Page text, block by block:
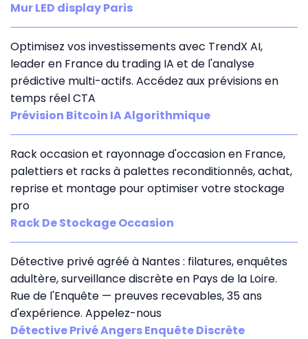
Mur LED display Paris
Optimisez vos investissements avec TrendX AI,
leader en France du trading IA et de l'analyse
prédictive multi-actifs. Accédez aux prévisions en
temps réel CTA
Prévision Bitcoin IA Algorithmique
Rack occasion et rayonnage d'occasion en France,
palettiers et racks à palettes reconditionnés, achat,
reprise et montage pour optimiser votre stockage
pro
Rack De Stockage Occasion
Détective privé agréé à Nantes : filatures, enquêtes
adultère, surveillance discrète en Pays de la Loire.
Rue de l'Enquête — preuves recevables, 35 ans
d'expérience. Appelez-nous
Détective Privé Angers Enquête Discrète